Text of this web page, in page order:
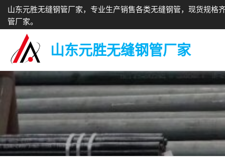
山东元胜无缝钢管厂家，专业生产销售各类无缝钢管，现货规格
管厂家。
山东元胜无缝钢管厂家